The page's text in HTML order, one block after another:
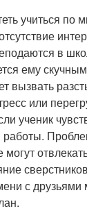
учиться по
в
ему
вызвать
или
ученик
работы.
с друзьями